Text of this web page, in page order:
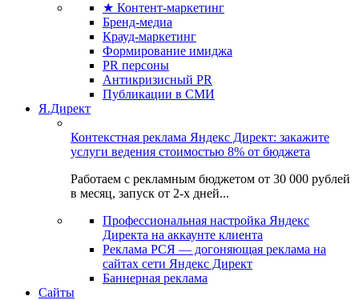
★ Контент-маркетинг
Бренд-медиа
Крауд-маркетинг
Формирование имиджа
PR персоны
Антикризисный PR
Публикации в СМИ
Я.Директ
Контекстная реклама Яндекс Директ: закажите
услуги ведения стоимостью 8% от бюджета
Работаем с рекламным бюджетом от 30 000 рублей
в месяц, запуск от 2-х дней...
Профессиональная настройка Яндекс
Директа на аккаунте клиента
Реклама РСЯ — догоняющая реклама на
сайтах сети Яндекс Директ
Баннерная реклама
Сайты